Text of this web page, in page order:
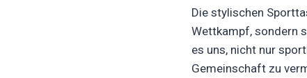
Die stylischen
Wettkampf, sondern
es uns, nicht nur
Gemeinschaft zu